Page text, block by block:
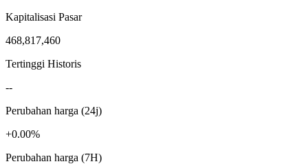
Kapitalisasi Pasar
468,817,460
Tertinggi Historis
--
Perubahan harga (24j)
+0.00%
Perubahan harga (7H)